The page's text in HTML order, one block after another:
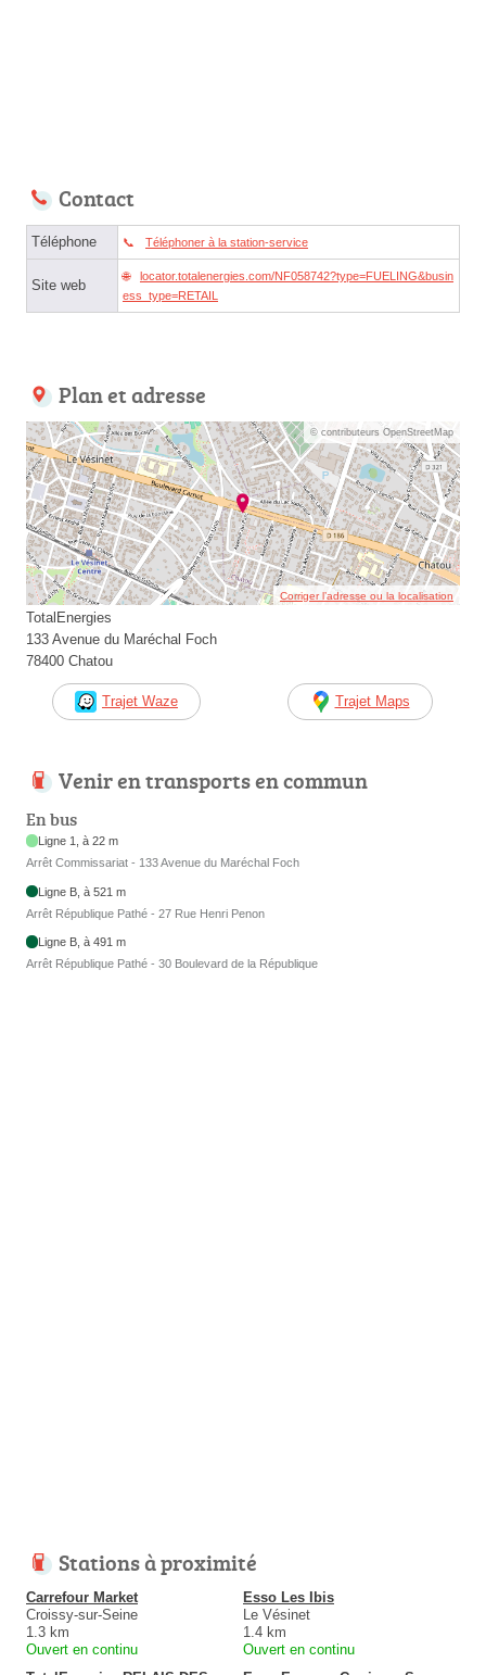
Contact
Téléphone Téléphoner à la station-service
Site web
locator.totalenergies.com/NF058742?type=FUELING&busin
ess_type=RETAIL
Plan et adresse
© contributeurs OpenStreetMap
Corriger l’adresse ou la localisation
TotalEnergies
133 Avenue du Maréchal Foch
78400 Chatou
Trajet Waze Trajet Maps
Venir en transports en commun
En bus
Ligne 1, à 22 m
Arrêt Commissariat - 133 Avenue du Maréchal Foch
Ligne B, à 521 m
Arrêt République Pathé - 27 Rue Henri Penon
Ligne B, à 491 m
Arrêt République Pathé - 30 Boulevard de la République
Stations à proximité
Carrefour Market
Croissy-sur-Seine
1.3 km
Ouvert en continu
Esso Les Ibis
Le Vésinet
1.4 km
Ouvert en continu